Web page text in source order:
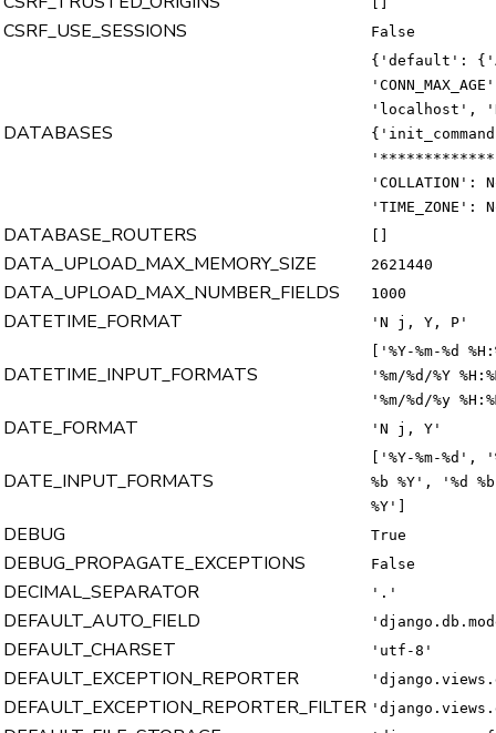
CSRF_USE_SESSIONS False
DATABASES
{'default':
'localhost',
'COLLATION':
DATABASE_ROUTERS
DATA_UPLOAD_MAX_MEMORY_SIZE 2621440
DATA_UPLOAD_MAX_NUMBER_FIELDS 1000
DATETIME_FORMAT 'N j, Y, P'
DATETIME_INPUT_FORMATS
['%Y-%m-%d
'%m/%d/%Y
'%m/%d/%y
DATE_FORMAT 'N j, Y'
DATE_INPUT_FORMATS
['%Y-%m-%d',
%b %Y', '%d
%Y']
DEBUG True
DEBUG_PROPAGATE_EXCEPTIONS False
DECIMAL_SEPARATOR '.'
DEFAULT_AUTO_FIELD
DEFAULT_CHARSET 'utf-8'
DEFAULT_EXCEPTION_REPORTER
DEFAULT_EXCEPTION_REPORTER_FILTER